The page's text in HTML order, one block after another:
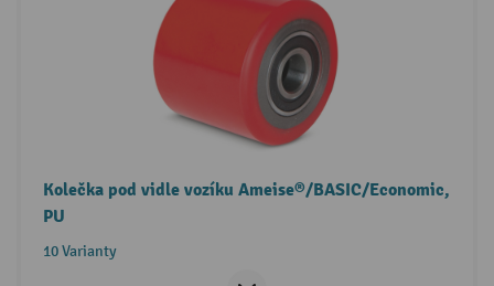
Kolečka pod vidle vozíku Ameise®/BASIC/Economic,
PU
10 Varianty